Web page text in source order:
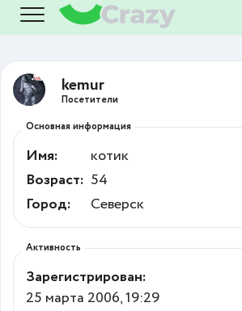
kemur
Посетители
Основная информация
Имя:
котик
Возраст: 54
Город:
Северск
Активность
Зарегистрирован:
25 марта 2006, 19:29